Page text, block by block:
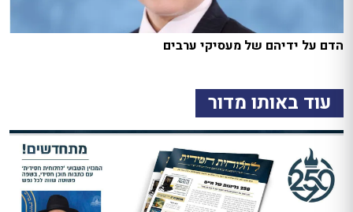
הדם על ידיהם של מעסיקי ערבים
עוד באותו מדור